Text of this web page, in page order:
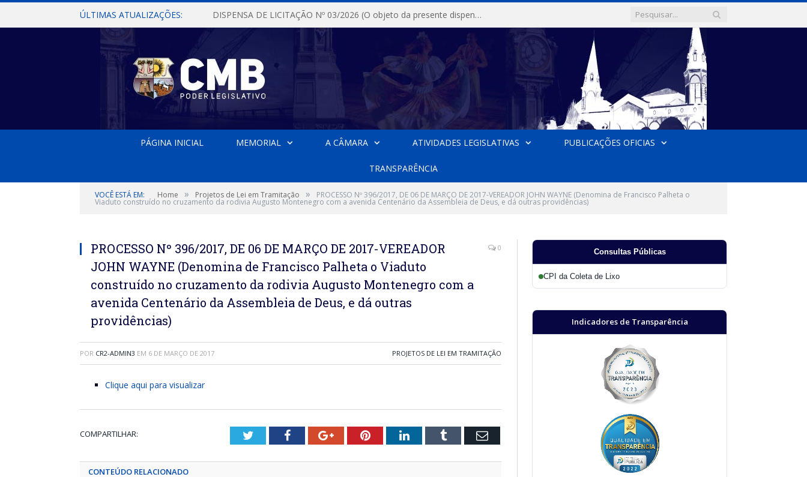
ÚLTIMAS ATUALIZAÇÕES: DISPENSA DE LICITAÇÃO Nº 03/2026 (O objeto da presente dispensa é a escolha da proposta mais vantajosa para a aquisição, de aparelhos de ar condicionado, tipo Split, com material de instalação e fogão industrial, conforme condições, quantidades e exigências estabelecidas no termo de referencia e neste aviso de contratação direta e seus anexos)
PÁGINA INICIAL MEMORIAL A CÂMARA ATIVIDADES LEGISLATIVAS PUBLICAÇÕES OFICIAS
TRANSPARÊNCIA
VOCÊ ESTÁ EM: Home » Projetos de Lei em Tramitação » PROCESSO Nº 396/2017, DE 06 DE MARÇO DE 2017-VEREADOR JOHN WAYNE (Denomina de Francisco Palheta o
Viaduto construído no cruzamento da rodivia Augusto Montenegro com a avenida Centenário da Assembleia de Deus, e dá outras providências)
PROCESSO Nº 396/2017, DE 06 DE MARÇO DE 2017-VEREADOR
JOHN WAYNE (Denomina de Francisco Palheta o Viaduto
construído no cruzamento da rodivia Augusto Montenegro com a
avenida Centenário da Assembleia de Deus, e dá outras
providências)
0
POR CR2-ADMIN3 EM 6 DE MARÇO DE 2017 PROJETOS DE LEI EM TRAMITAÇÃO
Clique aqui para visualizar
COMPARTILHAR: TwitterFacebookGoogle+PinterestLinkedInTumblr Email
CONTEÚDO RELACIONADO
Consultas Públicas
CPI da Coleta de Lixo
Indicadores de Transparência